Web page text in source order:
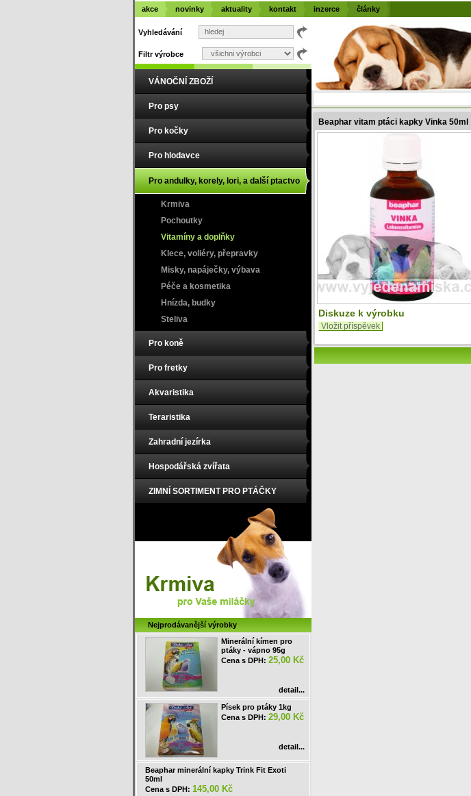
Beaphar vitam ptáci kapky Vinka 50ml
Diskuze k výrobku
Vložit příspěvek
Vyhledávání
Filtr výrobce
VÁNOČNÍ ZBOŽÍ
Pro psy
Pro kočky
Pro hlodavce
Pro andulky, korely, lori, a další ptactvo
Krmiva
Pochoutky
Vitamíny a doplňky
Klece, voliéry, přepravky
Misky, napáječky, výbava
Péče a kosmetika
Hnízda, budky
Steliva
Pro koně
Pro fretky
Akvaristika
Teraristika
Zahradní jezírka
Hospodářská zvířata
ZIMNÍ SORTIMENT PRO PTÁČKY
Nejprodávanější výrobky
Minerální kímen pro
ptáky - vápno 95g
Cena s DPH: 25,00 Kč
detail...
Písek pro ptáky 1kg
Cena s DPH: 29,00 Kč
detail...
Beaphar minerální kapky Trink Fit Exoti
50ml
Cena s DPH: 145,00 Kč
akce novinky aktuality kontakt inzerce články